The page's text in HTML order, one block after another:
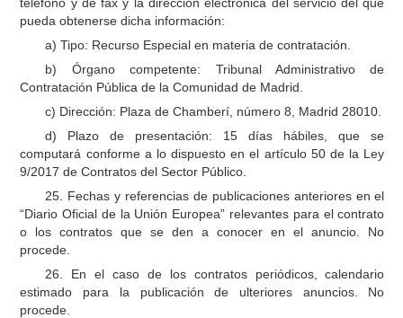
pueda obtenerse dicha información:
a) Tipo: Recurso Especial en materia de contratación.
b) Órgano competente: Tribunal Administrativo de
Contratación Pública de la Comunidad de Madrid.
c) Dirección: Plaza de Chamberí, número 8, Madrid 28010.
d) Plazo de presentación: 15 días hábiles, que se
computará conforme a lo dispuesto en el artículo 50 de la Ley
9/2017 de Contratos del Sector Público.
25. Fechas y referencias de publicaciones anteriores en el
“Diario Oficial de la Unión Europea” relevantes para el contrato
o los contratos que se den a conocer en el anuncio. No
procede.
26. En el caso de los contratos periódicos, calendario
estimado para la publicación de ulteriores anuncios. No
procede.